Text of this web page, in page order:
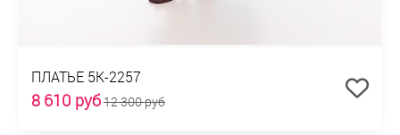
ПЛАТЬЕ 5К-2257
8 610 руб12 300 руб